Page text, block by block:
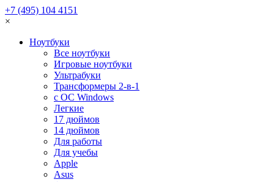
+7 (495) 104 4151
×
Ноутбуки
Все ноутбуки
Игровые ноутбуки
Ультрабуки
Трансформеры 2-в-1
с ОС Windows
Легкие
17 дюймов
14 дюймов
Для работы
Для учебы
Apple
Asus